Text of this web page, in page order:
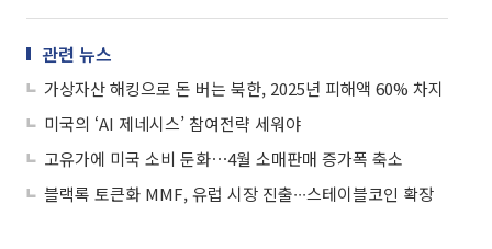
관련 뉴스
가상자산 해킹으로 돈 버는 북한, 2025년 피해액 60% 차지
미국의 ‘AI 제네시스’ 참여전략 세워야
고유가에 미국 소비 둔화⋯4월 소매판매 증가폭 축소
블랙록 토큰화 MMF, 유럽 시장 진출∙∙∙스테이블코인 확장